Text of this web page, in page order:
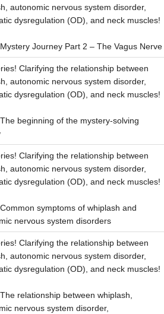
autonomic nervous system disorder,
dysregulation (OD), and neck muscles!
Journey Part 2 – The Vagus Nerve
Clarifying the relationship between
autonomic nervous system disorder,
dysregulation (OD), and neck muscles!
beginning of the mystery-solving
Clarifying the relationship between
autonomic nervous system disorder,
dysregulation (OD), and neck muscles!
symptoms of whiplash and
nervous system disorders
Clarifying the relationship between
autonomic nervous system disorder,
dysregulation (OD), and neck muscles!
relationship between whiplash,
nervous system disorder,